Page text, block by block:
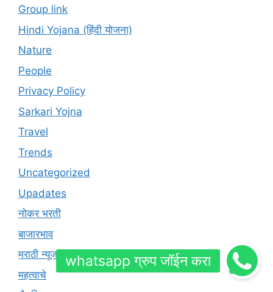
Group link
Hindi Yojana (हिंदी योजना)
Nature
People
Privacy Policy
Sarkari Yojna
Travel
Trends
Uncategorized
Upadates
नोकर भरती
बाजारभाव
मराठी न्यूज
महत्वाचे